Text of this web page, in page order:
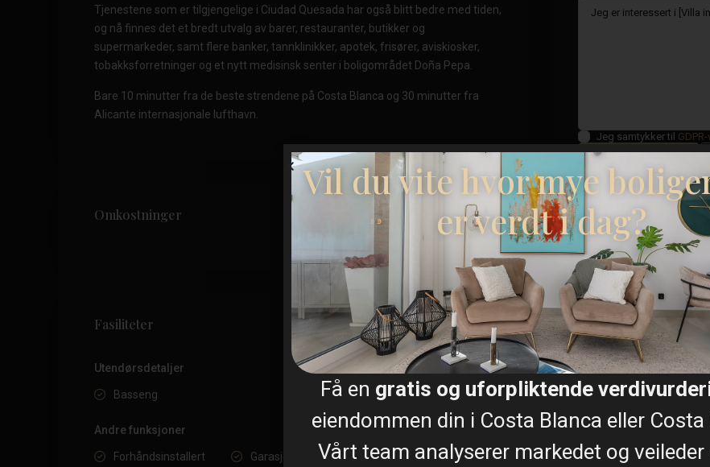
Tjenestene som er tilgjengelige i Ciudad Quesada har også blitt bedre med tiden,
og nå finnes det et bredt utvalg av barer, restauranter, butikker og
supermarkeder, samt flere banker, tannklinikker, apotek, frisører, aviskiosker,
tobakksforretninger og et nytt medisinsk senter i boligområdet Doña Pepa.
Bare 10 minutter fra de beste strendene på Costa Blanca og 30 minutter fra
Alicante internasjonale lufthavn.
Omkostninger
Fasiliteter
Utendørsdetaljer
Basseng
Andre funksjoner
Forhåndsinstallert
Garasje Hage
Jeg samtykker til
Plantegninger
Kart
Vil du vite hvor mye
er verdt i dag?
Få en gratis og uforpliktende
eiendommen din i Costa Blanca eller Costa
Vårt team analyserer markedet og veileder